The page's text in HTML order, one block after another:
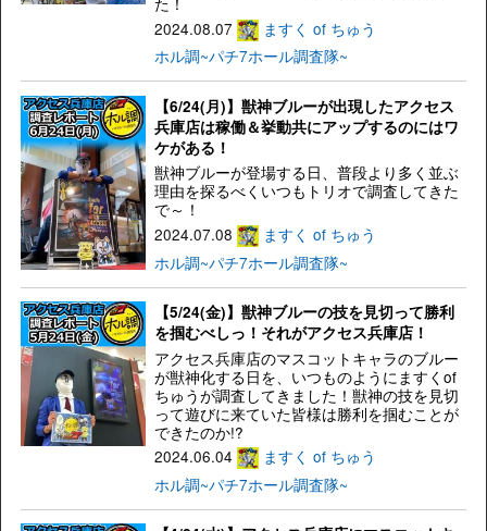
2024.08.07
ますく of ちゅう
ホル調~パチ7ホール調査隊~
【6/24(月)】獣神ブルーが出現したアクセス
兵庫店は稼働＆挙動共にアップするのにはワ
ケがある！
獣神ブルーが登場する日、普段より多く並ぶ
理由を探るべくいつもトリオで調査してきた
で～！
2024.07.08
ますく of ちゅう
ホル調~パチ7ホール調査隊~
【5/24(金)】獣神ブルーの技を見切って勝利
を掴むべしっ！それがアクセス兵庫店！
アクセス兵庫店のマスコットキャラのブルー
が獣神化する日を、いつものようにますくof
ちゅうが調査してきました！獣神の技を見切
って遊びに来ていた皆様は勝利を掴むことが
できたのか!?
2024.06.04
ますく of ちゅう
ホル調~パチ7ホール調査隊~